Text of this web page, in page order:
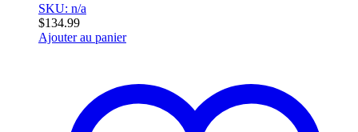
SKU: n/a
$134.99
Ajouter au panier